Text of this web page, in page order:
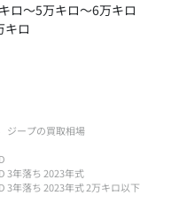
ロ～5万キロ～6万キロ
キロ
ジープの買取相場
3年落ち 2023年式
3年落ち 2023年式 2万キロ以下